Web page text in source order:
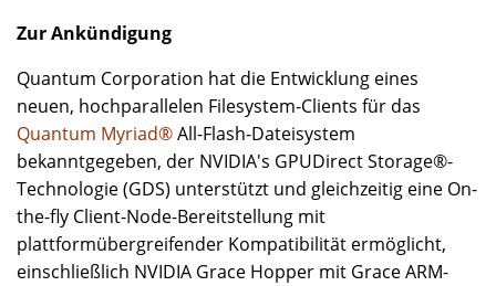
Zur Ankündigung
Quantum Corporation hat die Entwicklung eines
neuen, hochparallelen Filesystem-Clients für das
Quantum Myriad®All-Flash-Dateisystem
bekanntgegeben, der NVIDIA's GPUDirect Storage®-
Technologie (GDS) unterstützt und gleichzeitig eine On-
the-fly Client-Node-Bereitstellung mit
plattformübergreifender Kompatibilität ermöglicht,
einschließlich NVIDIA Grace Hopper mit Grace ARM-